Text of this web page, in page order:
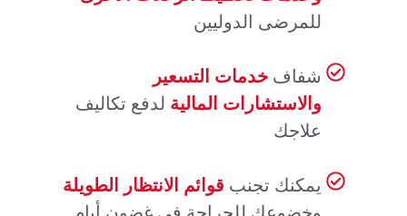
للمرضى الدوليين
شفاف خدمات التسعير
والاستشارات المالية لدفع تكاليف
علاجك
يمكنك تجنب قوائم الانتظار الطويلة